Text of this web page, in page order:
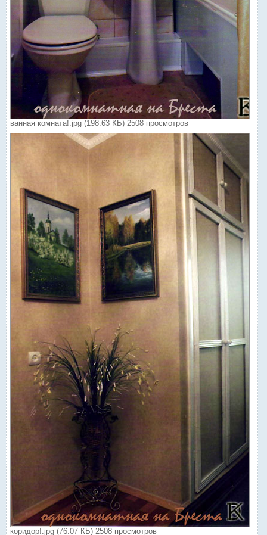
ванная комната!.jpg (198.63 КБ) 2508 просмотров
коридор!.jpg (76.07 КБ) 2508 просмотров